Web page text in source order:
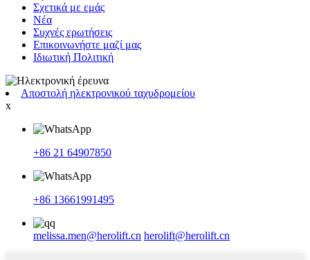
Σχετικά με εμάς
Νέα
Συχνές ερωτήσεις
Επικοινωνήστε μαζί μας
Ιδιωτική Πολιτική
Αποστολή ηλεκτρονικού ταχυδρομείου
x
+86 21 64907850
+86 13661991495
melissa.men@herolift.cn herolift@herolift.cn